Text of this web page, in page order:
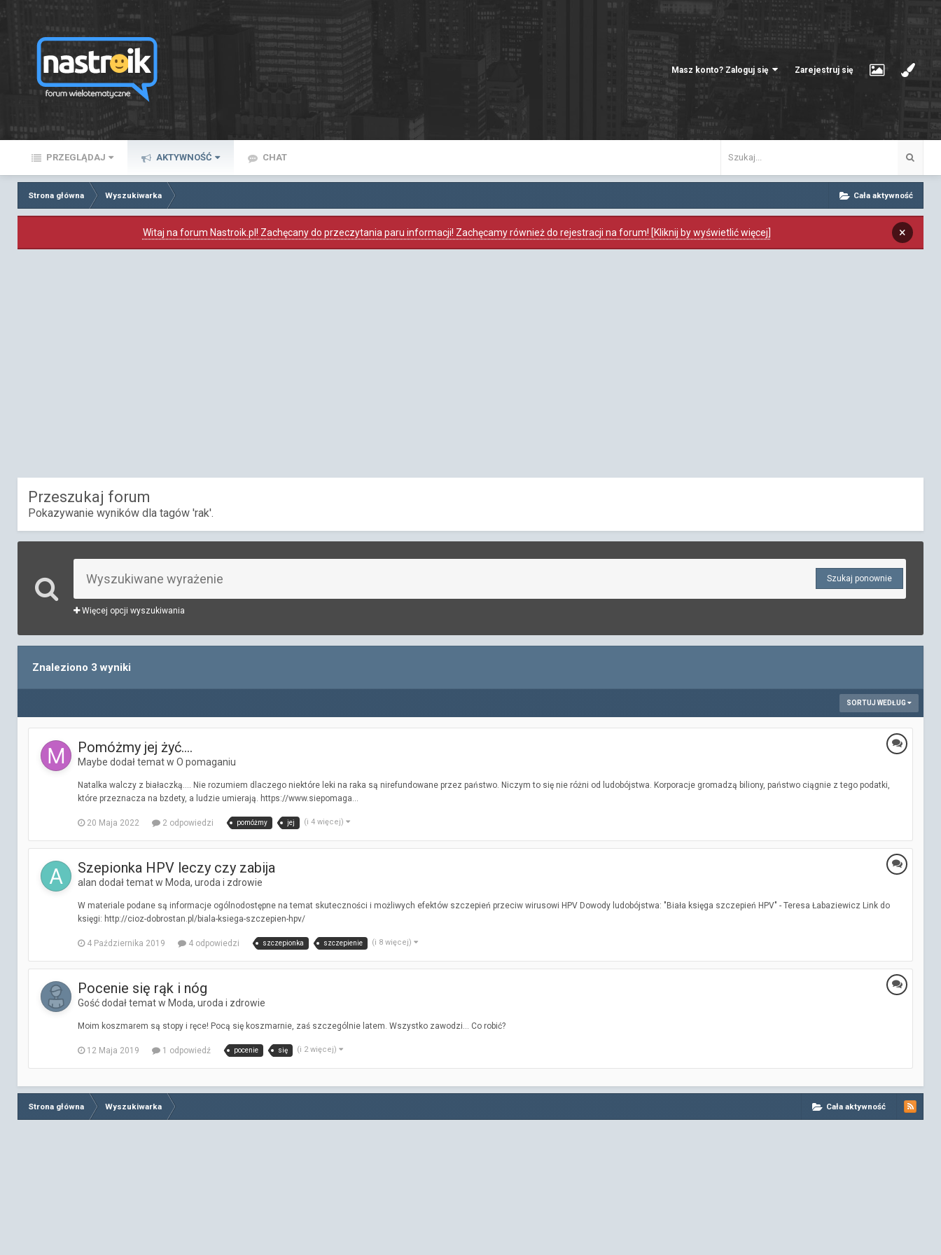
Masz konto? Zaloguj się Zarejestruj się
PRZEGLĄDAJ AKTYWNOŚĆ CHAT
Cała aktywność
Strona główna Wyszukiwarka
Witaj na forum Nastroik.pl! Zachęcany do przeczytania paru informacji! Zachęcamy również do rejestracji na forum! [Kliknij by wyświetlić więcej] ×
Przeszukaj forum
Pokazywanie wyników dla tagów 'rak'.
Szukaj ponownie
Więcej opcji wyszukiwania
Znaleziono 3 wyniki
SORTUJ WEDŁUG
Pomóżmy jej żyć....
Maybe dodał temat w O pomaganiu
Natalka walczy z białaczką.... Nie rozumiem dlaczego niektóre leki na raka są nirefundowane przez państwo. Niczym to się nie różni od ludobójstwa. Korporacje gromadzą biliony, państwo ciągnie z tego podatki,
które przeznacza na bzdety, a ludzie umierają. https://www.siepomaga...
20 Maja 2022 2 odpowiedzi pomóżmy jej (i 4 więcej)
Szepionka HPV leczy czy zabija
alan dodał temat w Moda, uroda i zdrowie
W materiale podane są informacje ogólnodostępne na temat skuteczności i możliwych efektów szczepień przeciw wirusowi HPV Dowody ludobójstwa: "Biała księga szczepień HPV" - Teresa Łabaziewicz Link do
księgi: http://cioz-dobrostan.pl/biala-ksiega-szczepien-hpv/
4 Października 2019 4 odpowiedzi szczepionka szczepienie (i 8 więcej)
Pocenie się rąk i nóg
Gość dodał temat w Moda, uroda i zdrowie
Moim koszmarem są stopy i ręce! Pocą się koszmarnie, zaś szczególnie latem. Wszystko zawodzi... Co robić?
12 Maja 2019 1 odpowiedź pocenie się (i 2 więcej)
Cała aktywność
Strona główna Wyszukiwarka